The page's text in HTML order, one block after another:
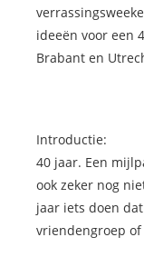
ideeën voor een
Brabant en
Introductie:
40 jaar. Een
ook zeker nog
jaar iets doen
vriendengroep